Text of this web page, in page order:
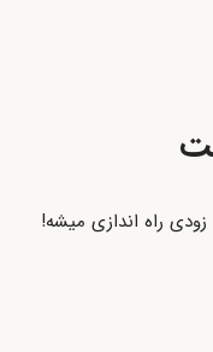
راه اندازی میشه!